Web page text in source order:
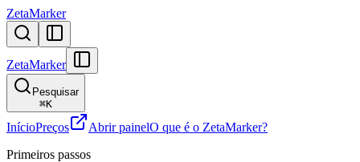
ZetaMarker
ZetaMarker
Pesquisar
⌘K
InícioPreços Abrir painelO que é o ZetaMarker?
Primeiros passos